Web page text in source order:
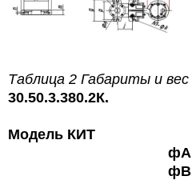
Таблица 2 Габариты и вес
30.50.3.380.2К.
Модель КИТ
фА
фВ